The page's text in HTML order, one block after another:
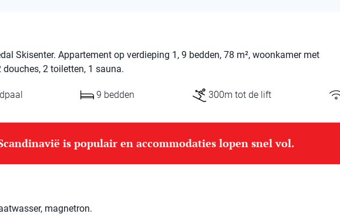
Skisenter. Appartement op verdieping 1, 9 bedden, 78 m², woonkamer met
2 toiletten, 1 sauna.
9 bedden 300m tot de lift
is populair en accommodaties lopen snel vol.
magnetron.